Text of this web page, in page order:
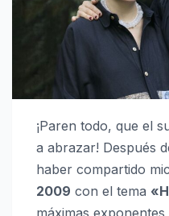
¡Paren todo, que el
a abrazar! Después
haber compartido
2009 con el tema